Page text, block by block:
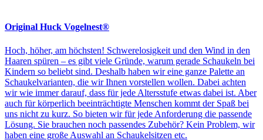
Original Huck Vogelnest®
Hoch, höher, am höchsten! Schwerelosigkeit und den Wind in den
Haaren spüren – es gibt viele Gründe, warum gerade Schaukeln bei
Kindern so beliebt sind. Deshalb haben wir eine ganze Palette an
Schaukelvarianten, die wir Ihnen vorstellen wollen. Dabei achten
wir wie immer darauf, dass für jede Altersstufe etwas dabei ist. Aber
auch für körperlich beeinträchtigte Menschen kommt der Spaß bei
uns nicht zu kurz. So bieten wir für jede Anforderung die passende
Lösung. Sie brauchen noch passendes Zubehör? Kein Problem, wir
haben eine große Auswahl an Schaukelsitzen etc.